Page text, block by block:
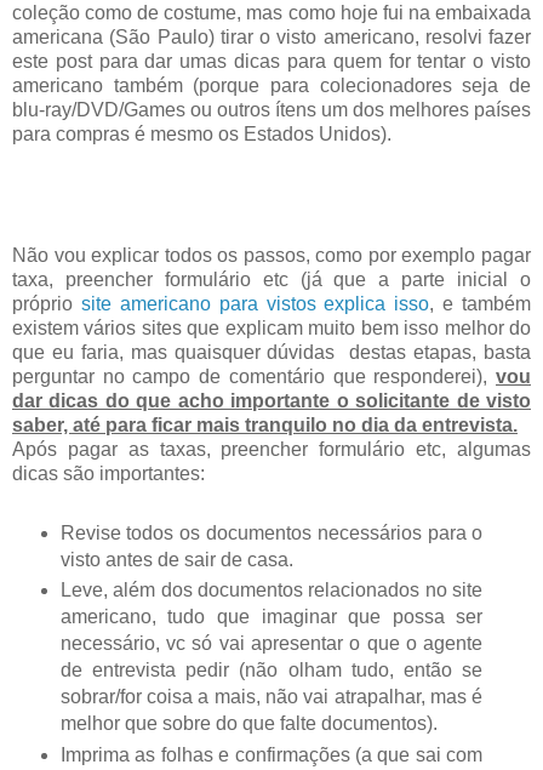
coleção como de costume, mas como hoje fui na embaixada
americana (São Paulo) tirar o visto americano, resolvi fazer
este post para dar umas dicas para quem for tentar o visto
americano também (porque para colecionadores seja de
blu-ray/DVD/Games ou outros ítens um dos melhores países
para compras é mesmo os Estados Unidos).
Não vou explicar todos os passos, como por exemplo pagar
taxa, preencher formulário etc (já que a parte inicial o
próprio site americano para vistos explica isso, e também
existem vários sites que explicam muito bem isso melhor do
que eu faria, mas quaisquer dúvidas destas etapas, basta
perguntar no campo de comentário que responderei), vou
dar dicas do que acho importante o solicitante de visto
saber, até para ficar mais tranquilo no dia da entrevista.
Após pagar as taxas, preencher formulário etc, algumas
dicas são importantes:
Revise todos os documentos necessários para o
visto antes de sair de casa.
Leve, além dos documentos relacionados no site
americano, tudo que imaginar que possa ser
necessário, vc só vai apresentar o que o agente
de entrevista pedir (não olham tudo, então se
sobrar/for coisa a mais, não vai atrapalhar, mas é
melhor que sobre do que falte documentos).
Imprima as folhas e confirmações (a que sai com